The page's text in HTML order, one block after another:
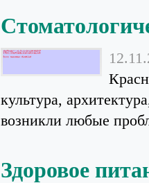
культура,
возникли любые
Здоровое